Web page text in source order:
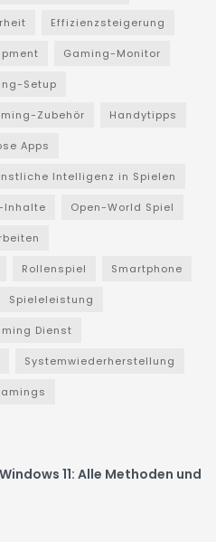
Effizienzsteigerung
Gaming-Monitor
Setup
Zubehör Handytipps
Apps
Intelligenz in Spielen
Inhalte Open-World Spiel
Rollenspiel Smartphone
Spieleleistung
Dienst
Systemwiederherstellung
11: Alle Methoden und